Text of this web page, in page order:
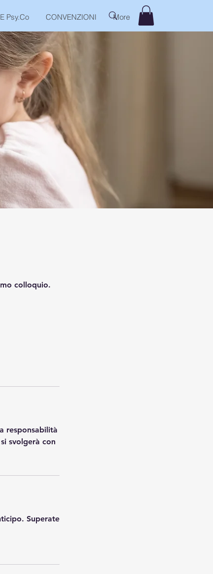
Psy.Co CONVENZIONI More
colloquio.
responsabilità
svolgerà con
Superate